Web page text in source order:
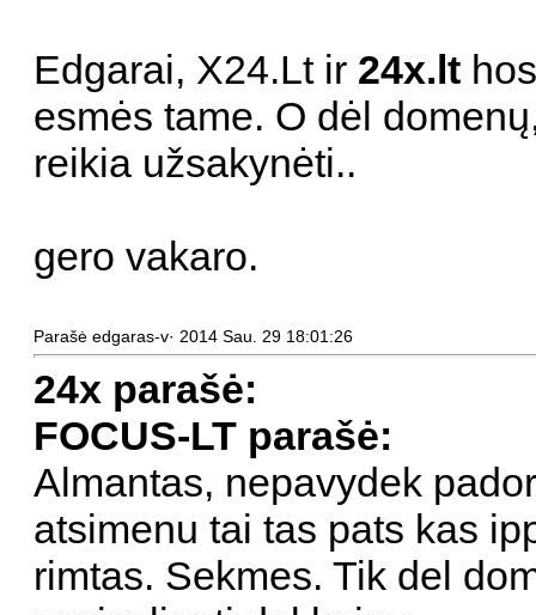
Edgarai, X24.Lt ir 24x.lt
esmės tame. O dėl
reikia užsakynėti..
gero vakaro.
Parašė edgaras-v· 2014 Sau. 29 18:01:26
24x parašė:
FOCUS-LT parašė:
Almantas, nepavydek
atsimenu tai tas pats kas
rimtas. Sekmes. Tik del